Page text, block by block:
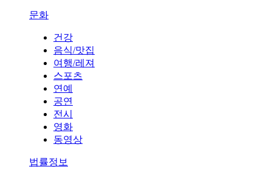
문화
건강
음식/맛집
여행/레져
스포츠
연예
공연
전시
영화
동영상
법률정보